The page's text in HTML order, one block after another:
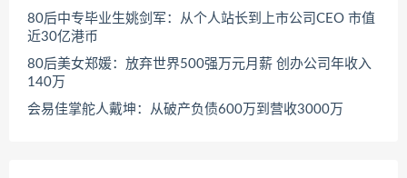
80后中专毕业生姚剑军：从个人站长到上市公司CEO 市值
近30亿港币
80后美女郑媛：放弃世界500强万元月薪 创办公司年收入
140万
会易佳掌舵人戴坤：从破产负债600万到营收3000万